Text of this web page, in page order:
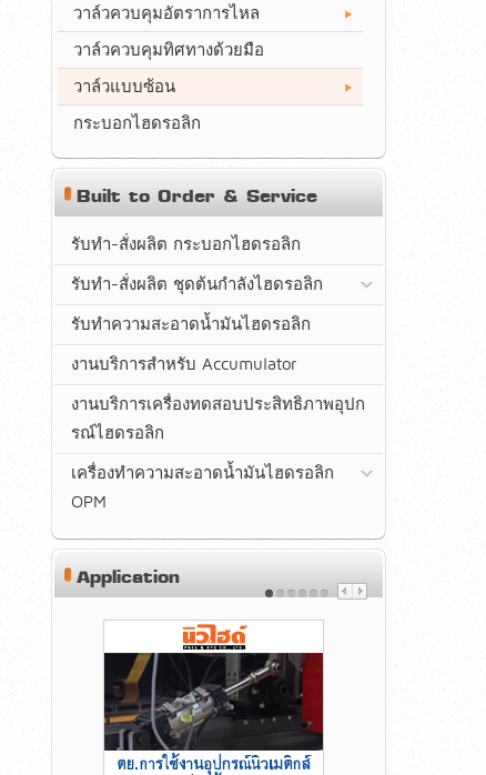
วาล์วควบคุมอัตราการไหล
วาล์วควบคุมทิศทางด้วยมือ
วาล์วแบบซ้อน
กระบอกไฮดรอลิก
Built to Order & Service
รับทำ-สั่งผลิต กระบอกไฮดรอลิก
รับทำ-สั่งผลิต ชุดต้นกำลังไฮดรอลิก
รับทำความสะอาดน้ำมันไฮดรอลิก
งานบริการสำหรับ Accumulator
งานบริการเครื่องทดสอบประสิทธิภาพอุปก
รณ์ไฮดรอลิก
เครื่องทำความสะอาดน้ำมันไฮดรอลิก
OPM
Application